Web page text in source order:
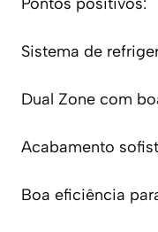
Pontos positivos:
Sistema de
Dual Zone com
Acabamento
Boa eficiência